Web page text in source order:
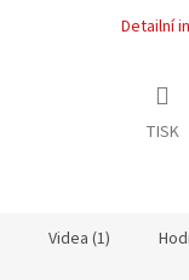
Detailní
TISK
Videa (1)